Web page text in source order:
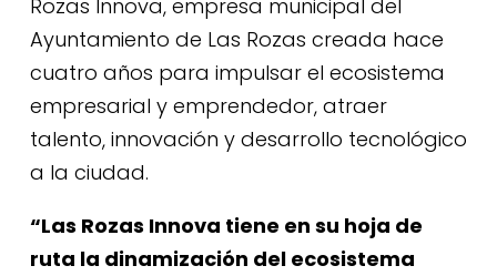
Rozas Innova, empresa municipal del
Ayuntamiento de Las Rozas creada hace
cuatro años para impulsar el ecosistema
empresarial y emprendedor, atraer
talento, innovación y desarrollo tecnológico
a la ciudad.
“Las Rozas Innova tiene en su hoja de
ruta la dinamización del ecosistema